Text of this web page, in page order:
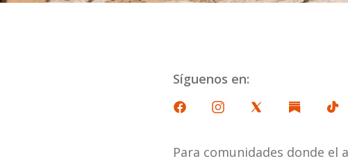
Síguenos en:
Para comunidades donde el